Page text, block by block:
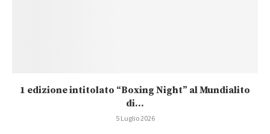
1 edizione intitolato “Boxing Night” al Mundialito
di...
5 Luglio 2026